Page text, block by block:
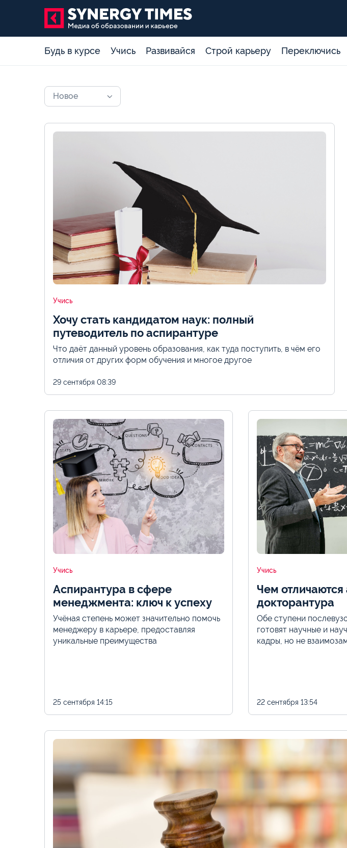
Будь в курсе Учись Развивайся Строй карьеру Переключись
Новое
Учись
Хочу стать кандидатом наук: полный
путеводитель по аспирантуре
Что даёт данный уровень образования, как туда поступить, в чём его
отличия от других форм обучения и многое другое
29 сентября 08:39
Учись
Аспирантура в сфере
менеджмента: ключ к успеху
Учёная степень может значительно помочь
менеджеру в карьере, предоставляя
уникальные преимущества
25 сентября 14:15
Учись
Чем
докторантура
Обе ступени
готовят научные и
кадры, но не
22 сентября 13:54